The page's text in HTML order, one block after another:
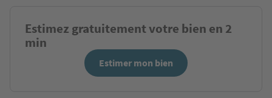
Estimez gratuitement votre bien en 2
min
Estimer mon bien